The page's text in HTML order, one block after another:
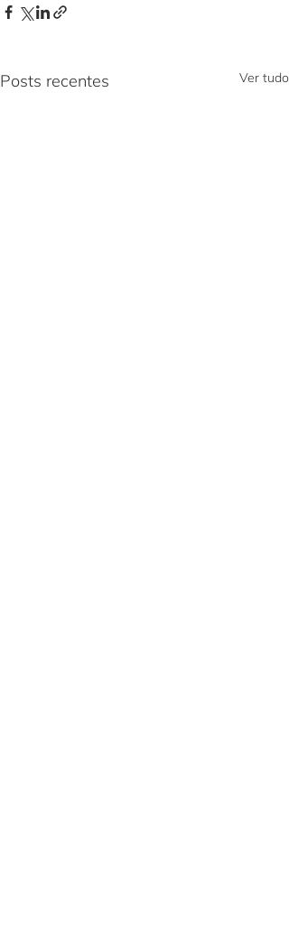
Posts recentes Ver tudo